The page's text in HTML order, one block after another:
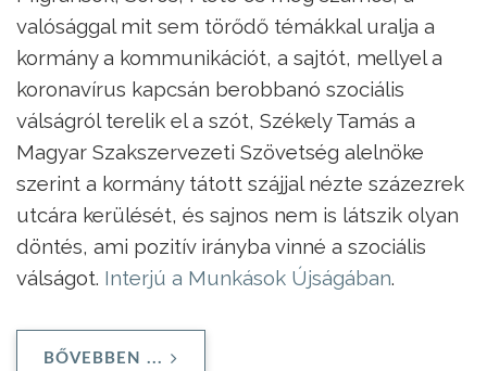
valósággal mit sem törődő témákkal uralja a
kormány a kommunikációt, a sajtót, mellyel a
koronavírus kapcsán berobbanó szociális
válságról terelik el a szót, Székely Tamás a
Magyar Szakszervezeti Szövetség alelnöke
szerint a kormány tátott szájjal nézte százezrek
utcára kerülését, és sajnos nem is látszik olyan
döntés, ami pozitív irányba vinné a szociális
válságot. Interjú a Munkások Újságában.
BŐVEBBEN ...